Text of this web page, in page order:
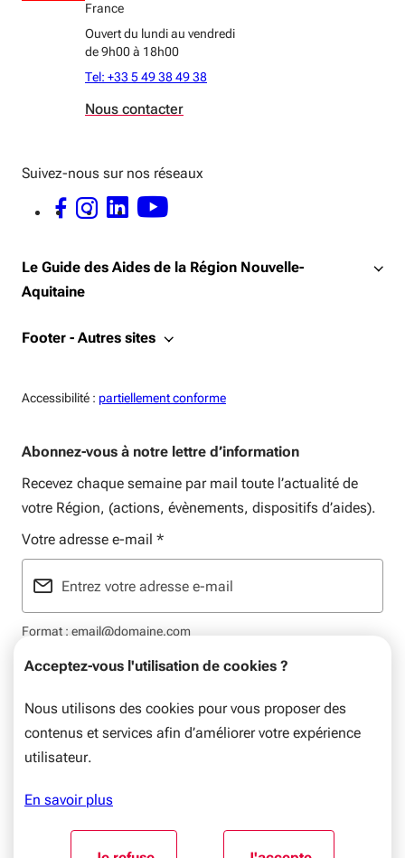
Acceptez-vous l'utilisation de cookies ?
Nous utilisons des cookies pour vous proposer des
contenus et services afin d’améliorer votre expérience
utilisateur.
En savoir plus
France
Ouvert du lundi au vendredi
de 9h00 à 18h00
Tel: +33 5 49 38 49 38
Nous contacter
Suivez-nous sur nos réseaux
FACEBOOK - OUVERTURE DANS UNE NOUVELLE FENÊTRE
INSTAGRAM - OUVERTURE DANS UNE NOUVELLE FENÊTRE
LINKEDIN - OUVERTURE DANS UNE NOUVELLE FENÊTRE
YOUTUBE - OUVERTURE DANS UNE NOUVELLE FENÊTRE
Le Guide des Aides de la Région Nouvelle-
Aquitaine
Footer - Autres sites
Accessibilité : Accessiblité:
partiellement conforme
Abonnez-vous à notre lettre d’information
Recevez chaque semaine par mail toute l’actualité de
votre Région, (actions, évènements, dispositifs d’aides).
Votre adresse e-mail *
Format : email@domaine.com
Mentions légales
Aller au début du contenu